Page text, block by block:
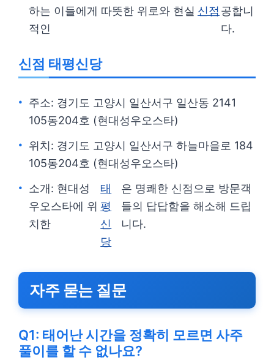
하는 이들에게 따뜻한 위로와 현실
적인
신점 공합니
다.
신점 태평신당
주소: 경기도 고양시 일산서구 일산동 2141
105동204호 (현대성우오스타)
위치: 경기도 고양시 일산서구 하늘마을로 184
105동204호 (현대성우오스타)
소개: 현대성
우오스타에 위
치한
태
평
신
당
은 명쾌한 신점으로 방문객
들의 답답함을 해소해 드립
니다.
자주 묻는 질문
Q1: 태어난 시간을 정확히 모르면 사주
풀이를 할 수 없나요?